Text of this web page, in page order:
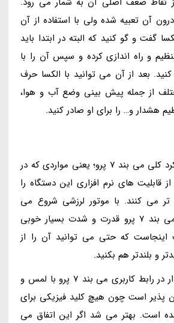
آن تعبیه شده ولی با استفاده از آن
گفت و گو کنید که البته در ابتدا باید
و راه اندازی کرده و سپس آن را با
لینک کنید. بعد از آن می توانید با الکسا حرف
از جمله پیش بینی وضع آب و هوا،
هشدار و… را برای او صادر کنید.
اما می رسیم به عملکرد کلی می بند 7 پرو؛ یعنی مواردی که در
قابلیت های نرم افزاری این دستگاه را
می کنند. با موتور لرزشی شروع می
کنیم. موتور لرزشی می بند 7 پرو قدرت و شدت بسیار خوبی
اینجاست که حتی می توانید آن را از
و بلندتر هم بکنید.
ناوبری و گشت و گذار در رابط کاربری می بند 7 پرو با لمس و
پذیر است چون هیچ کلید فیزیکی برای
است. بهتر می شد اگر این اتفاق می